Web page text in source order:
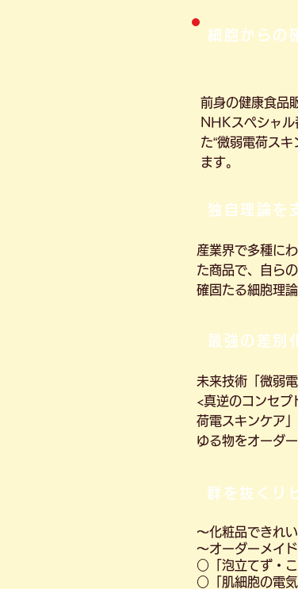
細胞からの
前身の健康食品
NHKスペシャル
た“微弱電荷ス
ます。
独自理論を
産業界で多種に
た商品で、自ら
確固たる細胞理
最強の差別
未来技術「微弱
<真逆のコンセ
荷電スキンケア
ゆる物をオーダ
群を抜くリ
～化粧品できれ
～オーダーメイ
○「泡立てず・こ
○「肌細胞の電気